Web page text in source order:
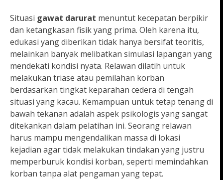
Situasi gawat darurat menuntut kecepatan berpikir
dan ketangkasan fisik yang prima. Oleh karena itu,
edukasi yang diberikan tidak hanya bersifat teoritis,
melainkan banyak melibatkan simulasi lapangan yang
mendekati kondisi nyata. Relawan dilatih untuk
melakukan triase atau pemilahan korban
berdasarkan tingkat keparahan cedera di tengah
situasi yang kacau. Kemampuan untuk tetap tenang di
bawah tekanan adalah aspek psikologis yang sangat
ditekankan dalam pelatihan ini. Seorang relawan
harus mampu mengendalikan massa di lokasi
kejadian agar tidak melakukan tindakan yang justru
memperburuk kondisi korban, seperti memindahkan
korban tanpa alat pengaman yang tepat.